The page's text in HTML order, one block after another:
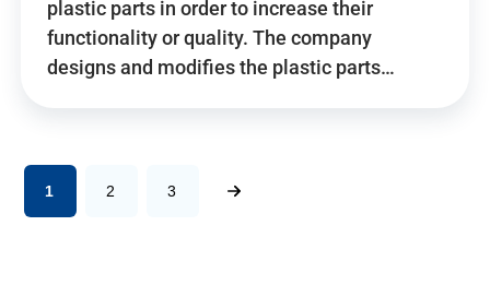
plastic parts in order to increase their
functionality or quality. The company
designs and modifies the plastic parts…
1 2 3